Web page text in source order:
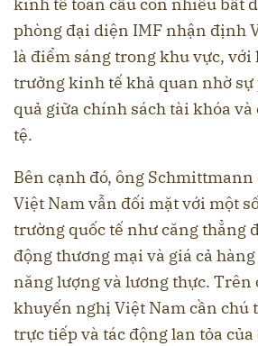
kinh tế toàn cầu còn nhiều bất
phòng đại diện IMF nhận định
là điểm sáng trong khu vực, với
trưởng kinh tế khả quan nhờ
quả giữa chính sách tài khóa
tệ.
Bên cạnh đó, ông
Việt Nam vẫn đối mặt với một
trường quốc tế như căng thẳng
động thương mại và giá cả
năng lượng và lương thực. Trên
khuyến nghị Việt Nam cần chú
trực tiếp và tác động lan tỏa của